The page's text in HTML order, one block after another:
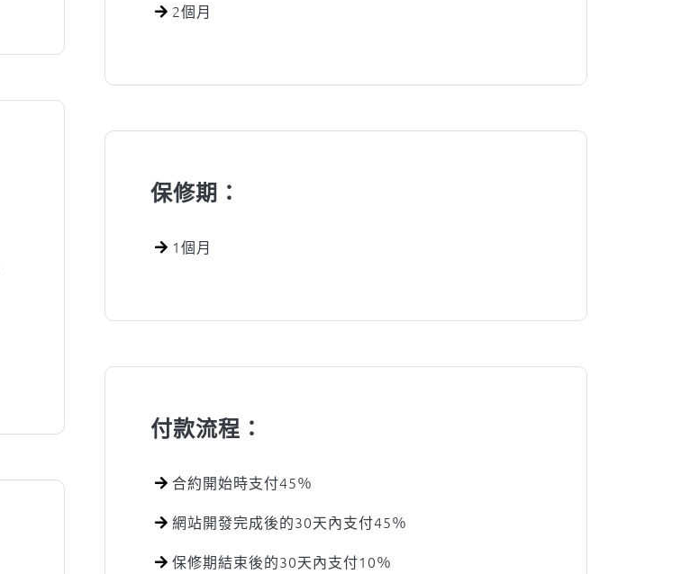
2個月
保修期：
1個月
付款流程：
合約開始時支付45％
網站開發完成後的30天內支付45％
保修期結束後的30天內支付10％